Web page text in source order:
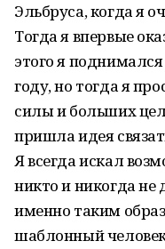
Эльбруса, когда я
Тогда я впервые
этого я
году, но тогда я
силы и больших
пришла идея
Я всегда искал
никто и никогда не
именно таким
шаблонный